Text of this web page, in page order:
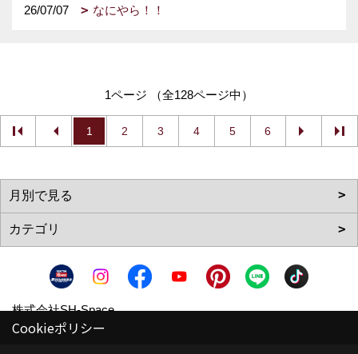
26/07/07 なにやら！！
1ページ （全128ページ中）
1 2 3 4 5 6
株式会社SH-Space
〒350-1316
Cookieポリシー